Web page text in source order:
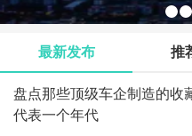
最新发布 推
盘点那些顶级车企制造的收
代表一个年代